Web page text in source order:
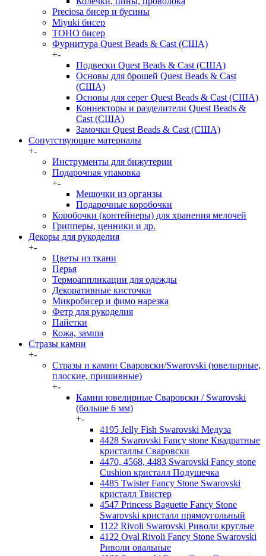
Preciosa бисер и бусины
Miyuki бисер
TOHO бисер
Фурнитура Quest Beads & Cast (США)
+-
Подвески Quest Beads & Cast (США)
Основы для брошей Quest Beads & Cast
(США)
Основы для серег Quest Beads & Cast (США)
Коннекторы и разделители Quest Beads &
Cast (США)
Замочки Quest Beads & Cast (США)
Сопутствующие материалы
+-
Инструменты для бижутерии
Подарочная упаковка
+-
Мешочки из органзы
Подарочные коробочки
Коробочки (контейнеры) для хранения мелочей
Грипперы, ценники и др.
Декоры для рукоделия
+-
Цветы из ткани
Перья
Термоаппликации для одежды
Декоративные кисточки
Микробисер и фимо нарезка
Фетр для рукоделия
Пайетки
Кожа, замша
Стразы камни
+-
Стразы и камни Сваровски/Swarovski (ювелирные,
плоские, пришивные)
+-
Камни ювелирные Сваровски / Swarovski
(больше 6 мм)
+-
4195 Jelly Fish Swarovski Медуза
4428 Swarovski Fancy stone Квадратные
кристаллы Сваровски
4470, 4568, 4483 Swarovski Fancy stone
Cushion кристалл Подушечка
4485 Twister Fancy Stone Swarovski
кристалл Твистер
4547 Princess Baguette Fancy Stone
Swarovski кристалл прямоугольный
1122 Rivoli Swarovski Риволи круглые
4122 Oval Rivoli Fancy Stone Swarovski
Риволи овальные